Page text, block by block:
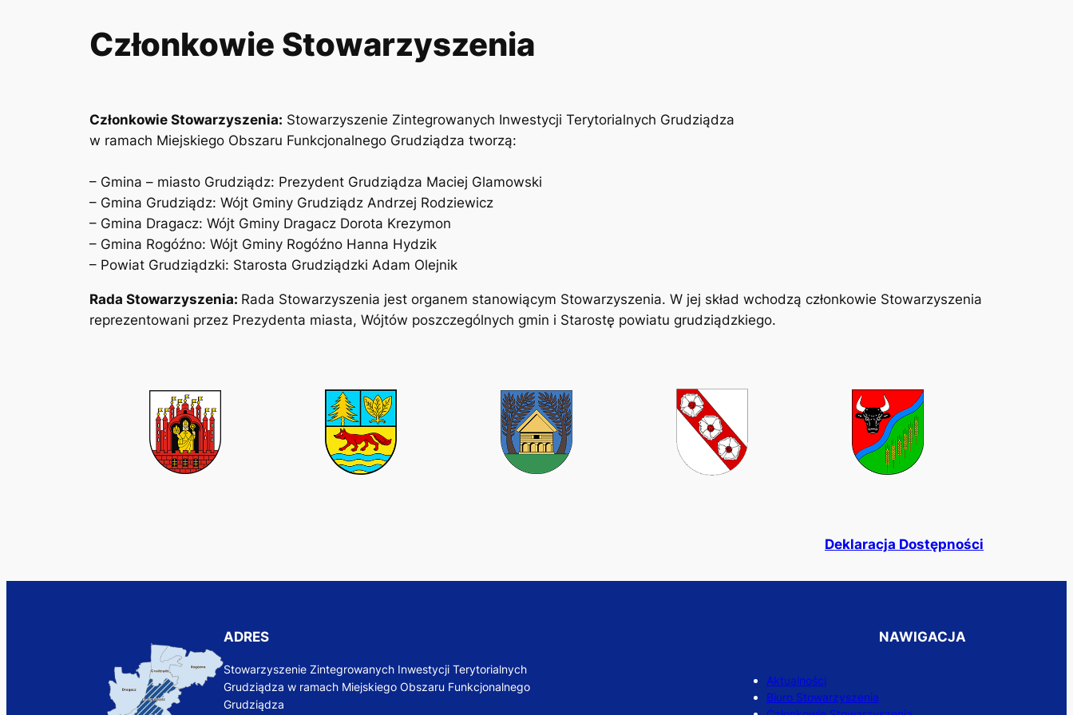
Członkowie Stowarzyszenia
Członkowie Stowarzyszenia: Stowarzyszenie Zintegrowanych Inwestycji Terytorialnych Grudziądza
w ramach Miejskiego Obszaru Funkcjonalnego Grudziądza tworzą:
– Gmina – miasto Grudziądz: Prezydent Grudziądza Maciej Glamowski
– Gmina Grudziądz: Wójt Gminy Grudziądz Andrzej Rodziewicz
– Gmina Dragacz: Wójt Gminy Dragacz Dorota Krezymon
– Gmina Rogóźno: Wójt Gminy Rogóźno Hanna Hydzik
– Powiat Grudziądzki: Starosta Grudziądzki Adam Olejnik
Rada Stowarzyszenia: Rada Stowarzyszenia jest organem stanowiącym Stowarzyszenia. W jej skład wchodzą członkowie Stowarzyszenia
reprezentowani przez Prezydenta miasta, Wójtów poszczególnych gmin i Starostę powiatu grudziądzkiego.
Deklaracja Dostępności
ADRES
Stowarzyszenie Zintegrowanych Inwestycji Terytorialnych
Grudziądza w ramach Miejskiego Obszaru Funkcjonalnego
Grudziądza
NAWIGACJA
Aktualności
Biuro Stowarzyszenia